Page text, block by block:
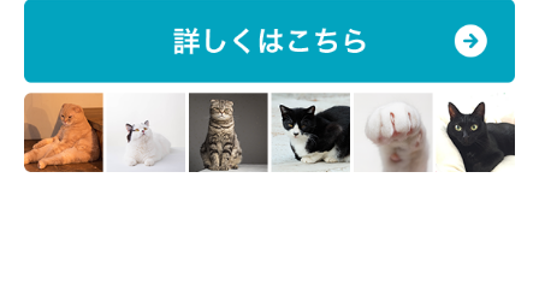
の飼育環境の充実や譲渡の支援、ボランティア活動の支援、動物
愛護普及啓発活動の充実などに活用されています。
このように動物愛護に対する世間の関心が高まりを見せる一方
で、まだまだ懸念点も。